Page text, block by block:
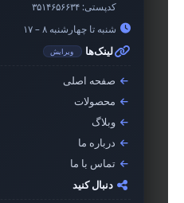
کدپستی: ۳۵۱۴۶۵۶۶۳۴
شنبه تا چهارشنبه ۸ – ۱۷
لینک‌ها ویرایش
صفحه اصلی
محصولات
وبلاگ
درباره ما
تماس با ما
دنبال کنید